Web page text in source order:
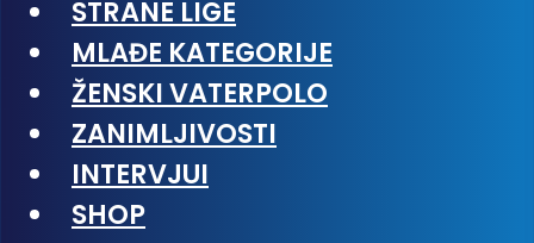
STRANE LIGE
MLAĐE KATEGORIJE
ŽENSKI VATERPOLO
ZANIMLJIVOSTI
INTERVJUI
SHOP